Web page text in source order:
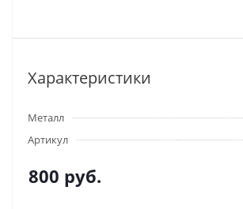
Характеристики
Металл
Артикул
800 руб.